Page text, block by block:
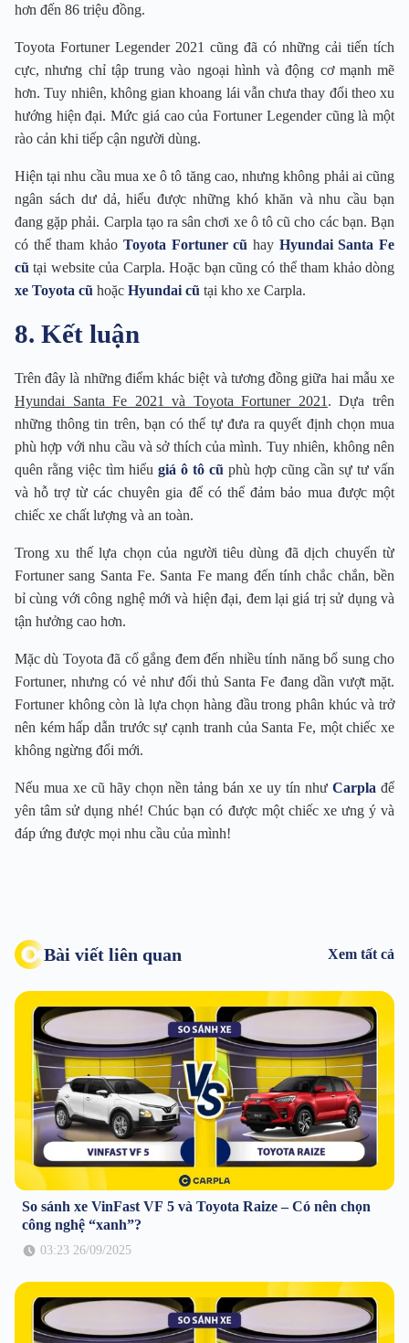
hơn đến 86 triệu đồng.
Toyota Fortuner Legender 2021 cũng đã có những cải tiến tích
cực, nhưng chỉ tập trung vào ngoại hình và động cơ mạnh mẽ
hơn. Tuy nhiên, không gian khoang lái vẫn chưa thay đổi theo xu
hướng hiện đại. Mức giá cao của Fortuner Legender cũng là một
rào cản khi tiếp cận người dùng.
Hiện tại nhu cầu mua xe ô tô tăng cao, nhưng không phải ai cũng
ngân sách dư dả, hiểu được những khó khăn và nhu cầu bạn
đang gặp phải. Carpla tạo ra sân chơi xe ô tô cũ cho các bạn. Bạn
có thể tham khảo Toyota Fortuner cũ hay Hyundai Santa Fe
cũ tại website của Carpla. Hoặc bạn cũng có thể tham khảo dòng
xe Toyota cũ hoặc Hyundai cũ tại kho xe Carpla.
8. Kết luận
Trên đây là những điểm khác biệt và tương đồng giữa hai mẫu xe
Hyundai Santa Fe 2021 và Toyota Fortuner 2021 . Dựa trên
những thông tin trên, bạn có thể tự đưa ra quyết định chọn mua
phù hợp với nhu cầu và sở thích của mình. Tuy nhiên, không nên
quên rằng việc tìm hiểu giá ô tô cũ phù hợp cũng cần sự tư vấn
và hỗ trợ từ các chuyên gia để có thể đảm bảo mua được một
chiếc xe chất lượng và an toàn.
Trong xu thế lựa chọn của người tiêu dùng đã dịch chuyển từ
Fortuner sang Santa Fe. Santa Fe mang đến tính chắc chắn, bền
bỉ cùng với công nghệ mới và hiện đại, đem lại giá trị sử dụng và
tận hưởng cao hơn.
Mặc dù Toyota đã cố gắng đem đến nhiều tính năng bổ sung cho
Fortuner, nhưng có vẻ như đối thủ Santa Fe đang dần vượt mặt.
Fortuner không còn là lựa chọn hàng đầu trong phân khúc và trở
nên kém hấp dẫn trước sự cạnh tranh của Santa Fe, một chiếc xe
không ngừng đổi mới.
Nếu mua xe cũ hãy chọn nền tảng bán xe uy tín như Carpla để
yên tâm sử dụng nhé! Chúc bạn có được một chiếc xe ưng ý và
đáp ứng được mọi nhu cầu của mình!
Bài viết liên quan Xem tất cả
So sánh xe VinFast VF 5 và Toyota Raize – Có nên chọn
công nghệ “xanh”?
03:23 26/09/2025